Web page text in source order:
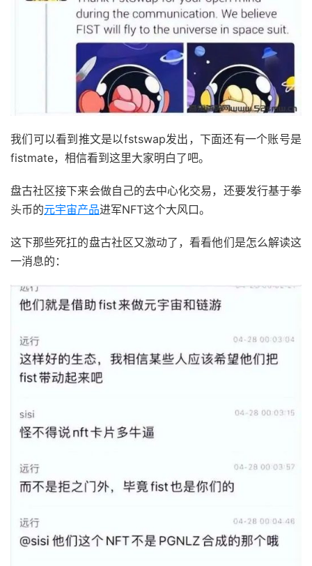
我们可以看到推文是以fstswap发出，下面还有一个账号是
fistmate，相信看到这里大家明白了吧。
盘古社区接下来会做自己的去中心化交易，还要发行基于拳
头币的元宇宙产品进军NFT这个大风口。
这下那些死扛的盘古社区又激动了，看看他们是怎么解读这
一消息的：